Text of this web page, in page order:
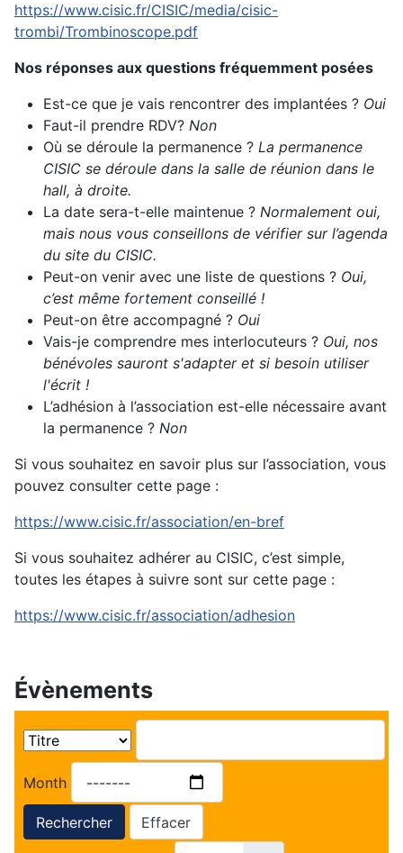
https://www.cisic.fr/CISIC/media/cisic-
trombi/Trombinoscope.pdf
Nos réponses aux questions fréquemment posées
Est-ce que je vais rencontrer des implantées ? Oui
Faut-il prendre RDV? Non
Où se déroule la permanence ? La permanence
CISIC se déroule dans la salle de réunion dans le
hall, à droite.
La date sera-t-elle maintenue ? Normalement oui,
mais nous vous conseillons de vérifier sur l’agenda
du site du CISIC.
Peut-on venir avec une liste de questions ? Oui,
c’est même fortement conseillé !
Peut-on être accompagné ? Oui
Vais-je comprendre mes interlocuteurs ? Oui, nos
bénévoles sauront s'adapter et si besoin utiliser
l'écrit !
L’adhésion à l’association est-elle nécessaire avant
la permanence ? Non
Si vous souhaitez en savoir plus sur l’association, vous
pouvez consulter cette page :
https://www.cisic.fr/association/en-bref
Si vous souhaitez adhérer au CISIC, c’est simple,
toutes les étapes à suivre sont sur cette page :
https://www.cisic.fr/association/adhesion
Évènements
Month
Rechercher Effacer